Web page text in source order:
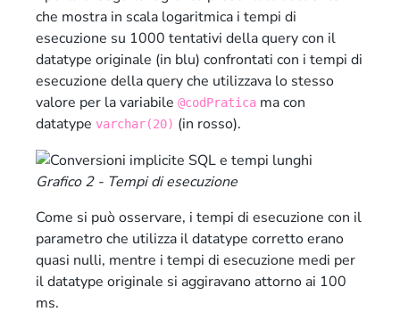
che mostra in scala logaritmica i tempi di
esecuzione su 1000 tentativi della query con il
datatype originale (in blu) confrontati con i tempi di
esecuzione della query che utilizzava lo stesso
valore per la variabile @codPratica ma con
datatype varchar(20) (in rosso).
Grafico 2 - Tempi di esecuzione
Come si può osservare, i tempi di esecuzione con il
parametro che utilizza il datatype corretto erano
quasi nulli, mentre i tempi di esecuzione medi per
il datatype originale si aggiravano attorno ai 100
ms.